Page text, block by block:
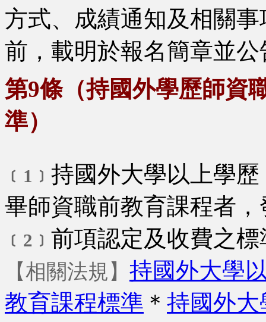
方式、成績通知及相關
前，載明於報名簡章並公
第9條（持國外學歷師資
準）
﹝1﹞ 持國外大學以上學
畢師資職前教育課程者
﹝2﹞ 前項認定及收費之
【相關法規】 持國外大學
教育課程標準 ＊ 持國外